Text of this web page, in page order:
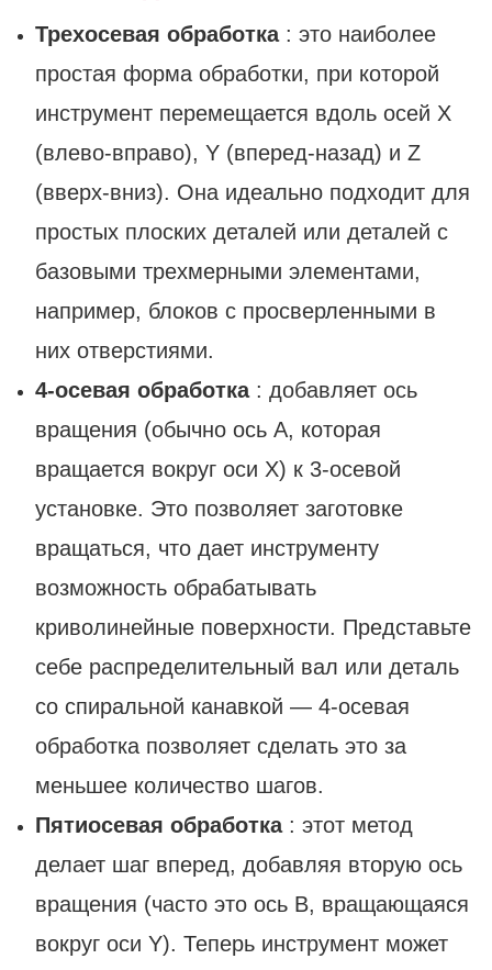
Трехосевая обработка: это наиболее
простая форма обработки, при которой
инструмент перемещается вдоль осей X
(влево-вправо), Y (вперед-назад) и Z
(вверх-вниз). Она идеально подходит для
простых плоских деталей или деталей с
базовыми трехмерными элементами,
например, блоков с просверленными в
них отверстиями.
4-осевая обработка: добавляет ось
вращения (обычно ось А, которая
вращается вокруг оси X) к 3-осевой
установке. Это позволяет заготовке
вращаться, что дает инструменту
возможность обрабатывать
криволинейные поверхности. Представьте
себе распределительный вал или деталь
со спиральной канавкой — 4-осевая
обработка позволяет сделать это за
меньшее количество шагов.
Пятиосевая обработка: этот метод
делает шаг вперед, добавляя вторую ось
вращения (часто это ось B, вращающаяся
вокруг оси Y). Теперь инструмент может